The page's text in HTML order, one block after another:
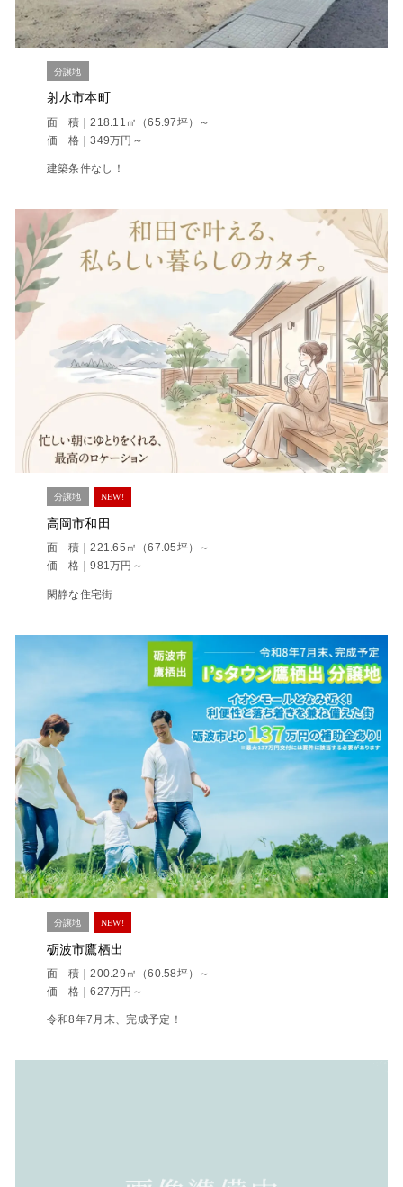
分譲地
射水市本町
面 積｜218.11㎡（65.97坪）～
価 格｜349万円～
建築条件なし！
分譲地 NEW!
高岡市和田
面 積｜221.65㎡（67.05坪）～
価 格｜981万円～
閑静な住宅街
分譲地 NEW!
砺波市鷹栖出
面 積｜200.29㎡（60.58坪）～
価 格｜627万円～
令和8年7月末、完成予定！